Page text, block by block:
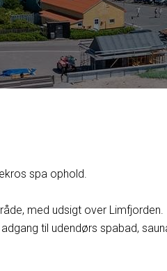
spa ophold.
med udsigt over Limfjorden.
til udendørs spabad,